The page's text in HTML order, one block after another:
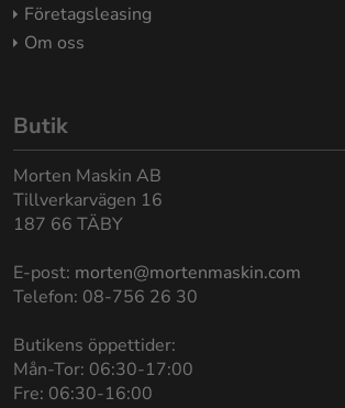
Företagsleasing
Om oss
Butik
Morten Maskin AB
Tillverkarvägen 16
187 66 TÄBY
E-post: morten@mortenmaskin.com
Telefon: 08-756 26 30
Butikens öppettider:
Mån-Tor: 06:30-17:00
Fre: 06:30-16:00